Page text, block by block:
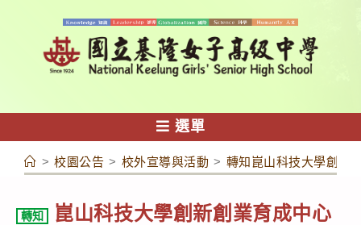
容
選單
> 校園公告 > 校外宣導與活動 > 轉知崑山科技大學創新
轉知
崑山科技大學創新創業育成中心